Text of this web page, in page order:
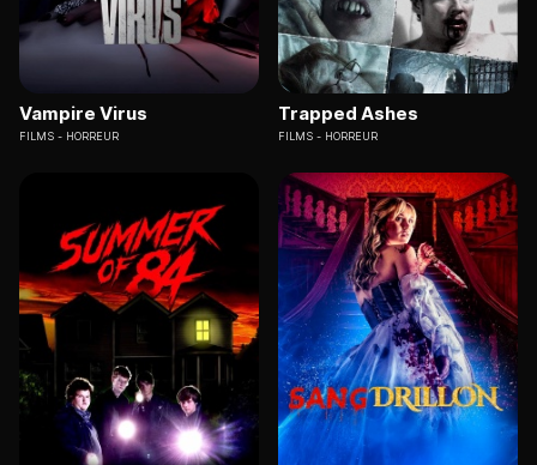
Vampire Virus
FILMS HORREUR
Trapped Ashes
FILMS HORREUR